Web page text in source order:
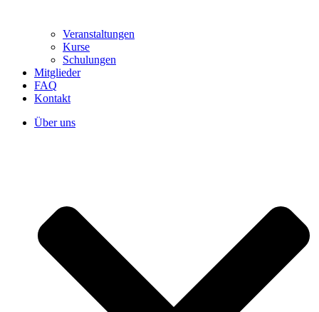
Veranstaltungen
Kurse
Schulungen
Mitglieder
FAQ
Kontakt
Über uns